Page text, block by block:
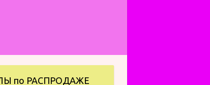
по РАСПРОДАЖЕ